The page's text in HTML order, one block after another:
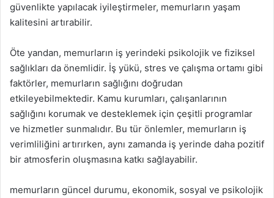
güvenlikte yapılacak iyileştirmeler, memurların yaşam
kalitesini artırabilir.
Öte yandan, memurların iş yerindeki psikolojik ve fiziksel
sağlıkları da önemlidir. İş yükü, stres ve çalışma ortamı gibi
faktörler, memurların sağlığını doğrudan
etkileyebilmektedir. Kamu kurumları, çalışanlarının
sağlığını korumak ve desteklemek için çeşitli programlar
ve hizmetler sunmalıdır. Bu tür önlemler, memurların iş
verimliliğini artırırken, aynı zamanda iş yerinde daha pozitif
bir atmosferin oluşmasına katkı sağlayabilir.
memurların güncel durumu, ekonomik, sosyal ve psikolojik